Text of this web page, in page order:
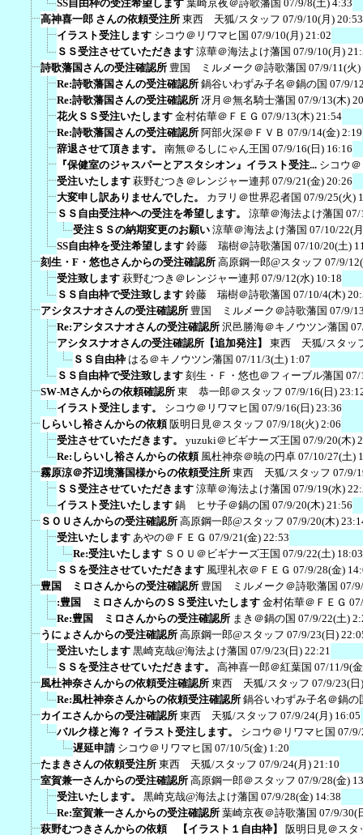
SS自由枠の受注希望します 葉崎京夜＠詩歌藩国 07/9/8(土) 4:33
高神喜一郎 さんの依頼受注所 東西 天狐/スタッフ 07/9/10(月) 20:53
イラスト受注します シコウ＠リワマヒ国 07/9/10(月) 21:02
ＳＳ受注させていただきます 涼華＠海法よけ藩国 07/9/10(月)
詩歌藩国さんの受注確認所 豊国 ミルメーク＠詩歌藩国 07/9/11(火)
Re:詩歌藩国さんの受注確認所 鍋谷いわずみ子名＠鍋の国 07/9/
Re:詩歌藩国さんの受注確認所 冴月＠無名騎士藩国 07/9/13(木)
花火ＳＳ受注いたします 金村佑華＠ＦＥＧ 07/9/13(木) 21:54
Re:詩歌藩国さんの受注確認所 阿部火深＠ＦＶＢ 07/9/14(金) 2:19
辞退させて頂きます。
南無＠るしにゃん王国 07/9/16(日) 16:16
『保健室のジャスパーとアスタシオン』イラスト受注... シコウ
受注いたします 萩野むつき＠レンジャー連邦 07/9/21(金) 20:26
大変申し訳ありませんでした。
カヲリ＠世界忍者国 07/9/25(火)
ＳＳ自由受注枠への受注を希望します。
涼華＠海法よけ藩国 07/
受注ＳＳの納期変更のお願い 涼華＠海法よけ藩国 07/10/22(
SS自由枠を受注希望します 鈴藤 瑞樹＠詩歌藩国 07/10/20(土)
刻生・F・悠也さんからの受注確認所 高原鋼一郎@スタッフ 07/9/
受注致します 萩野むつき＠レンジャー連邦 07/9/12(水) 10:18
ＳＳ自由枠で受注致します 鈴藤 瑞樹＠詩歌藩国 07/10/4(木)
アシタスナオさんの受注確認所 豊国 ミルメーク＠詩歌藩国 07/9/
Re:アシタスナオさんの受注確認所 沢邑勝海＠キノウツン藩国
アシタスナオさんの受注確認所【追加発注】
東西 天狐/スタッ
ＳＳ自由枠 はる＠キノウツン藩国 07/11/3(土) 1:07
ＳＳ自由枠で受注致します 刻生・Ｆ・悠也＠フィーブル藩国 07/
SW-Mさんからの依頼確認所 東 恭一郎＠スタッフ 07/9/16(日)
イラスト受注します。
シコウ＠リワマヒ国 07/9/16(日) 23:36
しらいし裕さんからの依頼 阪明日見＠スタッフ 07/9/18(火) 2:06
受注させていただきます。
yuzuki＠ビギナーズ王国 07/9/20(木)
Re:しらいし裕さんからの依頼 風杜神奈＠暁の円卓 07/10/27(土)
霧原涼＠芥辺境藩国様からの依頼受注所 東西 天狐/スタッフ 07/9/
ＳＳ受注させていただきます 涼華＠海法よけ藩国 07/9/19(水)
イラスト受注いたします 鍋 ヒサ子＠鍋の国 07/9/20(木) 21:56
ＳＯＵさんからの受注確認所 高原鋼一郎@スタッフ 07/9/20(木)
受注いたします あやの＠ＦＥＧ 07/9/21(金) 22:53
Re:受注いたします ＳＯＵ＠ビギナーズ王国 07/9/22(土) 18:03
ＳＳを受注させていただきます 風理礼衣＠ＦＥＧ 07/9/28(金)
豊国 ミロさんからの受注確認所 豊国 ミルメーク＠詩歌藩国 07/
:豊国 ミロさんからのＳＳ受注いたします 金村佑華＠ＦＥＧ
Re:豊国 ミロさんからの受注確認所 まき＠鍋の国 07/9/22(土)
うにょさんからの受注確認所 高原鋼一郎@スタッフ 07/9/23(日)
受注いたします 黒崎克哉@海法よけ藩国 07/9/23(日) 22:21
ＳＳを受注させていただきます。
高神喜一郎＠紅葉国 07/11/9(
風杜神奈さんからの依頼受注確認所 東西 天狐/スタッフ 07/9/23(日
Re:風杜神奈さんからの依頼受注確認所 鍋谷いわずみ子名＠鍋の
カイエさんからの受注確認所 東西 天狐/スタッフ 07/9/24(月) 16:05
バルク様と海？ イラスト受注します。
シコウ＠リワマヒ国 07/
遅延申請 シコウ＠リワマヒ国 07/10/5(金) 1:20
たまきさんの依頼受注所 東西 天狐/スタッフ 07/9/24(月) 21:10
室賀兼一さんからの受注確認所 高原鋼一郎＠スタッフ 07/9/28(金)
受注いたします。
黒崎克哉@海法よけ藩国 07/9/28(金) 14:38
Re:室賀兼一さんからの受注確認所 葉崎京夜＠詩歌藩国 07/9/30(
萩野むつきさんからの依頼 【イラスト１自由枠】
阪明日見＠スタ